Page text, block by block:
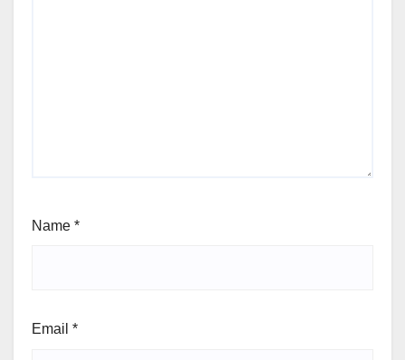
Name *
Email *